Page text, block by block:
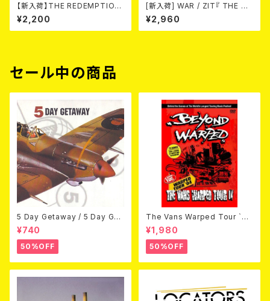
【新入荷】THE REDEMPTION
/ STAIRWAY TO NOWHERE/
RED ROSE (7")
¥2,200
[新入荷] WAR / ZIT『 THE HE
CK( 12") 』
¥2,960
セール中の商品
5 Day Getaway / 5 Day Get
away (CDEP)
¥740
50%OFF
The Vans Warped Tour `04
Beyond Warped (国内盤DV
D)
¥1,980
50%OFF